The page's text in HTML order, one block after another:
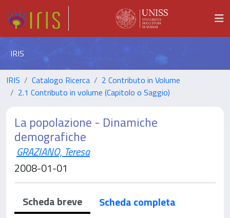
IRIS
IRIS Catalogo Ricerca
2 Contributo in Volume
2.1 Contributo in volume (Capitolo o Saggio)
La popolazione - Dinamiche
demografiche
GRAZIANO, Teresa
2008-01-01
Scheda breve
Scheda completa